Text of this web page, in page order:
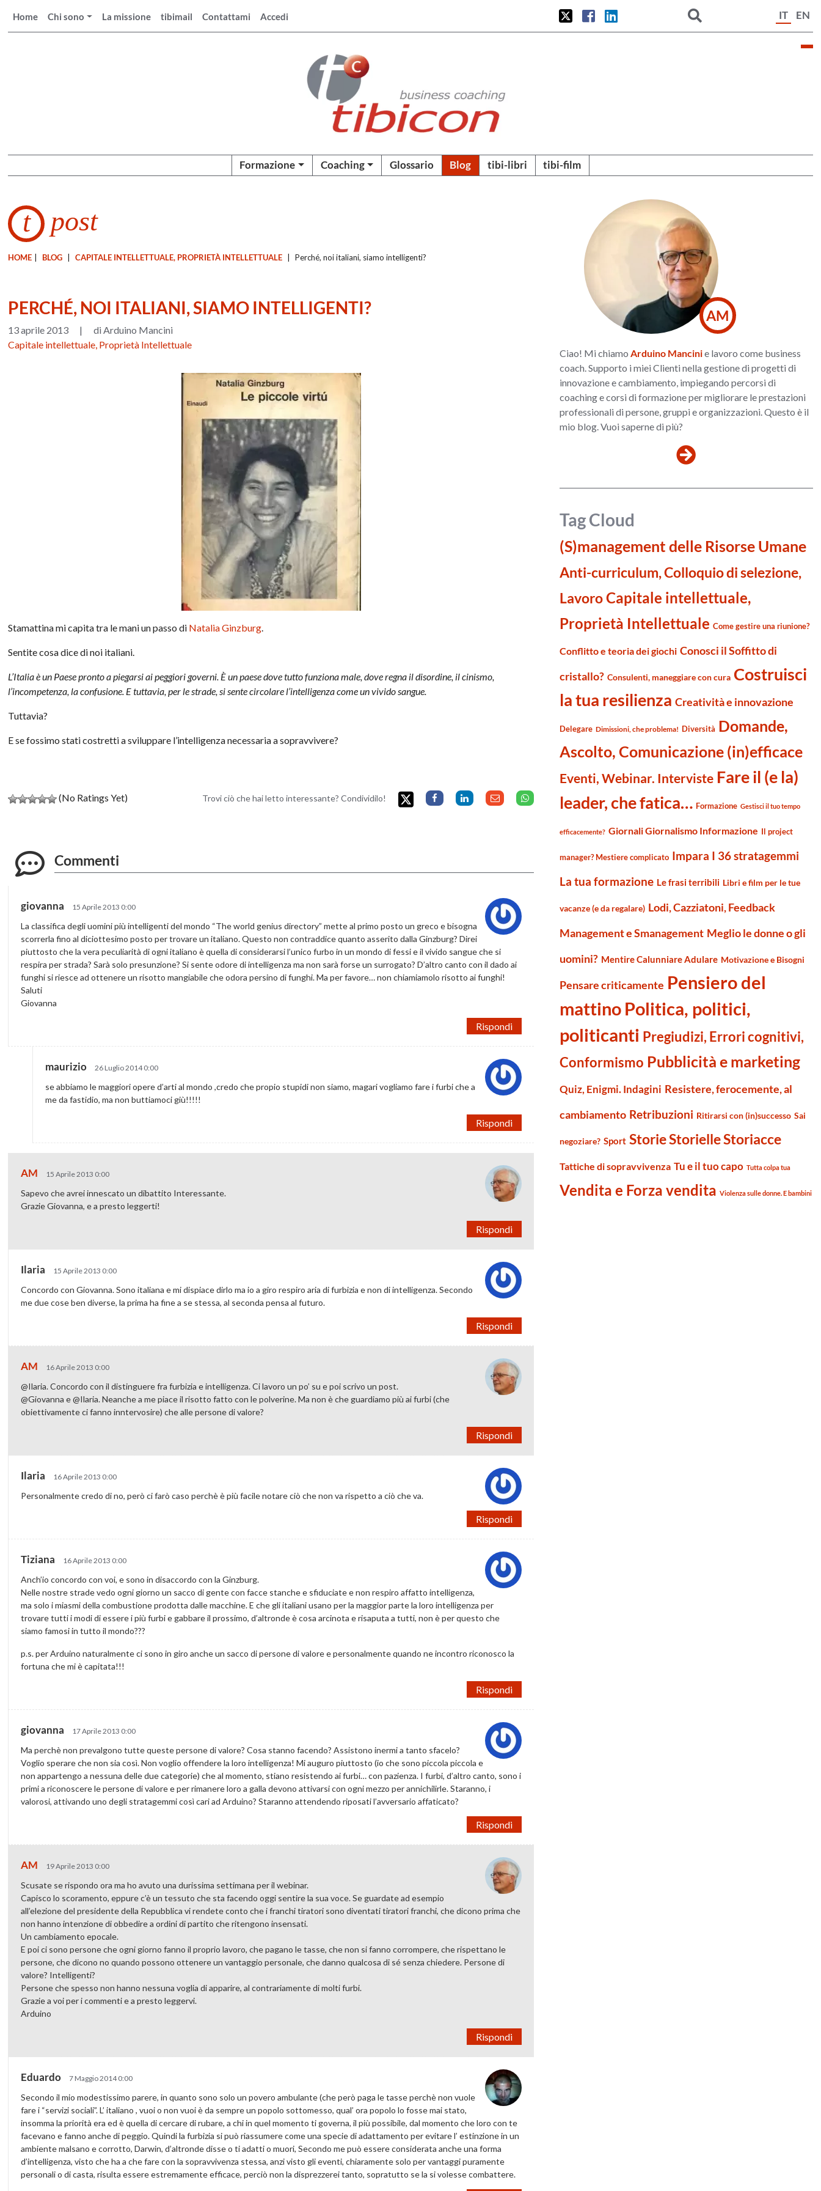
Home Chi sono La missione tibimail Contattami Accedi IT EN
Formazione Coaching Glossario Blog tibi-libri tibi-film
t post
HOME BLOG CAPITALE INTELLETTUALE, PROPRIETÀ INTELLETTUALE Perché, noi italiani, siamo intelligenti?
PERCHÉ, NOI ITALIANI, SIAMO INTELLIGENTI?
13 aprile 2013 |
di Arduino Mancini
Capitale intellettuale, Proprietà Intellettuale
Stamattina mi capita tra le mani un passo di Natalia Ginzburg.
Sentite cosa dice di noi italiani.
L’Italia è un Paese pronto a piegarsi ai peggiori governi. È un paese dove tutto funziona male, dove regna il disordine, il cinismo,
l’incompetenza, la confusione. E tuttavia, per le strade, si sente circolare l’intelligenza come un vivido sangue.
Tuttavia?
E se fossimo stati costretti a sviluppare l’intelligenza necessaria a sopravvivere?
(No Ratings Yet) Trovi ciò che hai letto interessante? Condividilo!
Commenti
giovanna 15 Aprile 2013 0:00
La classifica degli uomini più intelligenti del mondo “The world genius directory” mette al primo posto un greco e bisogna
scorrerla fino al diciottesimo posto per trovare un italiano. Questo non contraddice quanto asserito dalla Ginzburg? Direi
piuttosto che la vera peculiarità di ogni italiano è quella di considerarsi l’unico furbo in un mondo di fessi e il vivido sangue che si
respira per strada? Sarà solo presunzione? Si sente odore di intelligenza ma non sarà forse un surrogato? D’altro canto con il dado ai
funghi si riesce ad ottenere un risotto mangiabile che odora persino di funghi. Ma per favore… non chiamiamolo risotto ai funghi!
Saluti
Giovanna
Rispondi
maurizio 26 Luglio 2014 0:00
se abbiamo le maggiori opere d’arti al mondo ,credo che propio stupidi non siamo, magari vogliamo fare i furbi che a
me da fastidio, ma non buttiamoci giù!!!!!
Rispondi
AM 15 Aprile 2013 0:00
Sapevo che avrei innescato un dibattito Interessante.
Grazie Giovanna, e a presto leggerti!
Rispondi
Ilaria 15 Aprile 2013 0:00
Concordo con Giovanna. Sono italiana e mi dispiace dirlo ma io a giro respiro aria di furbizia e non di intelligenza. Secondo
me due cose ben diverse, la prima ha fine a se stessa, al seconda pensa al futuro.
Rispondi
AM 16 Aprile 2013 0:00
@Ilaria. Concordo con il distinguere fra furbizia e intelligenza. Ci lavoro un po’ su e poi scrivo un post.
@Giovanna e @Ilaria. Neanche a me piace il risotto fatto con le polverine. Ma non è che guardiamo più ai furbi (che
obiettivamente ci fanno inntervosire) che alle persone di valore?
Rispondi
Ilaria 16 Aprile 2013 0:00
Personalmente credo di no, però ci farò caso perchè è più facile notare ciò che non va rispetto a ciò che va.
Rispondi
Tiziana 16 Aprile 2013 0:00
Anch’io concordo con voi, e sono in disaccordo con la Ginzburg.
Nelle nostre strade vedo ogni giorno un sacco di gente con facce stanche e sfiduciate e non respiro affatto intelligenza,
ma solo i miasmi della combustione prodotta dalle macchine. E che gli italiani usano per la maggior parte la loro intelligenza per
trovare tutti i modi di essere i più furbi e gabbare il prossimo, d’altronde è cosa arcinota e risaputa a tutti, non è per questo che
siamo famosi in tutto il mondo???
p.s. per Arduino naturalmente ci sono in giro anche un sacco di persone di valore e personalmente quando ne incontro riconosco la
fortuna che mi è capitata!!!
Rispondi
giovanna 17 Aprile 2013 0:00
Ma perchè non prevalgono tutte queste persone di valore? Cosa stanno facendo? Assistono inermi a tanto sfacelo?
Voglio sperare che non sia così. Non voglio offendere la loro intelligenza! Mi auguro piuttosto (io che sono piccola piccola e
non appartengo a nessuna delle due categorie) che al momento, stiano resistendo ai furbi… con pazienza. I furbi, d’altro canto, sono i
primi a riconoscere le persone di valore e per rimanere loro a galla devono attivarsi con ogni mezzo per annichilirle. Staranno, i
valorosi, attivando uno degli stratagemmi così cari ad Arduino? Staranno attendendo riposati l’avversario affaticato?
Rispondi
AM 19 Aprile 2013 0:00
Scusate se rispondo ora ma ho avuto una durissima settimana per il webinar.
Capisco lo scoramento, eppure c’è un tessuto che sta facendo oggi sentire la sua voce. Se guardate ad esempio
all’elezione del presidente della Repubblica vi rendete conto che i franchi tiratori sono diventati tiratori franchi, che dicono prima che
non hanno intenzione di obbedire a ordini di partito che ritengono insensati.
Un cambiamento epocale.
E poi ci sono persone che ogni giorno fanno il proprio lavoro, che pagano le tasse, che non si fanno corrompere, che rispettano le
persone, che dicono no quando possono ottenere un vantaggio personale, che danno qualcosa di sé senza chiedere. Persone di
valore? Intelligenti?
Persone che spesso non hanno nessuna voglia di apparire, al contrariamente di molti furbi.
Grazie a voi per i commenti e a presto leggervi.
Arduino
Rispondi
Eduardo 7 Maggio 2014 0:00
Secondo il mio modestissimo parere, in quanto sono solo un povero ambulante (che però paga le tasse perchè non vuole
fare i “servizi sociali”. L’ italiano , vuoi o non vuoi è da sempre un popolo sottomesso, qual’ ora popolo lo fosse mai stato,
insomma la priorità era ed è quella di cercare di rubare, a chi in quel momento ti governa, il più possibile, dal momento che loro con te
facevano e fanno anche di peggio. Quindi la furbizia si può riassumere come una specie di adattamento per evitare l’ estinzione in un
ambiente malsano e corrotto, Darwin, d’altronde disse o ti adatti o muori, Secondo me può essere considerata anche una forma
d’intelligenza, visto che ha a che fare con la sopravvivenza stessa, anzi visto gli eventi, chiaramente solo per vantaggi puramente
personali o di casta, risulta essere estremamente efficace, perciò non la disprezzerei tanto, sopratutto se la si volesse combattere.
AM
Ciao! Mi chiamo Arduino Mancinie lavoro come business
coach. Supporto i miei Clienti nella gestione di progetti di
innovazione e cambiamento, impiegando percorsi di
coaching e corsi di formazione per migliorare le prestazioni
professionali di persone, gruppi e organizzazioni. Questo è il
mio blog. Vuoi saperne di più?
Tag Cloud
(S)management delle Risorse Umane
Anti-curriculum, Colloquio di selezione,
LavoroCapitale intellettuale,
Proprietà Intellettuale Come gestire una riunione?
Conflitto e teoria dei giochi Conosci il Soffitto di
cristallo? Consulenti, maneggiare con cura Costruisci
la tua resilienza Creatività e innovazione
Delegare Dimissioni, che problema! Diversità Domande,
Ascolto, Comunicazione (in)efficace
Eventi, Webinar. Interviste Fare il (e la)
leader, che fatica… Formazione Gestisci il tuo tempo
efficacemente? Giornali Giornalismo Informazione Il project
manager? Mestiere complicato Impara I 36 stratagemmi
La tua formazione Le frasi terribili Libri e film per le tue
vacanze (e da regalare) Lodi, Cazziatoni, Feedback
Management e Smanagement Meglio le donne o gli
uomini? Mentire Calunniare Adulare Motivazione e Bisogni
Pensare criticamente Pensiero del
mattino Politica, politici,
politicanti Pregiudizi, Errori cognitivi,
Conformismo Pubblicità e marketing
Quiz, Enigmi. Indagini Resistere, ferocemente, al
cambiamento Retribuzioni Ritirarsi con (in)successo Sai
negoziare? Sport Storie Storielle Storiacce
Tattiche di sopravvivenza Tu e il tuo capo Tutta colpa tua
Vendita e Forza vendita Violenza sulle donne. E bambini